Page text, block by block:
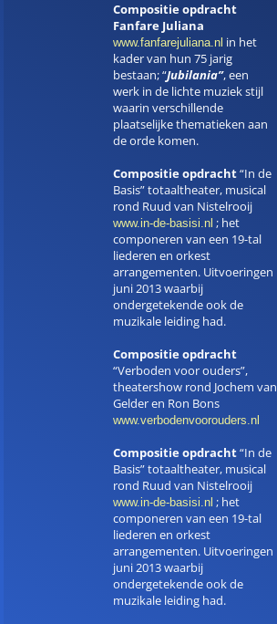
Compositie opdracht
Fanfare Juliana
www.fanfarejuliana.nl in het
kader van hun 75 jarig
bestaan; “Jubilania”, een
werk in de lichte muziek stijl
waarin verschillende
plaatselijke thematieken aan
de orde komen.
Compositie opdracht“In de
Basis” totaaltheater, musical
rond Ruud van Nistelrooij
www.in-de-basisi.nl ; het
componeren van een 19-tal
liederen en orkest
arrangementen. Uitvoeringen
juni 2013 waarbij
ondergetekende ook de
muzikale leiding had.
Compositie opdracht
“Verboden voor ouders”,
theatershow rond Jochem van
Gelder en Ron Bons
www.verbodenvoorouders.nl
Compositie opdracht“In de
Basis” totaaltheater, musical
rond Ruud van Nistelrooij
www.in-de-basisi.nl ; het
componeren van een 19-tal
liederen en orkest
arrangementen. Uitvoeringen
juni 2013 waarbij
ondergetekende ook de
muzikale leiding had.